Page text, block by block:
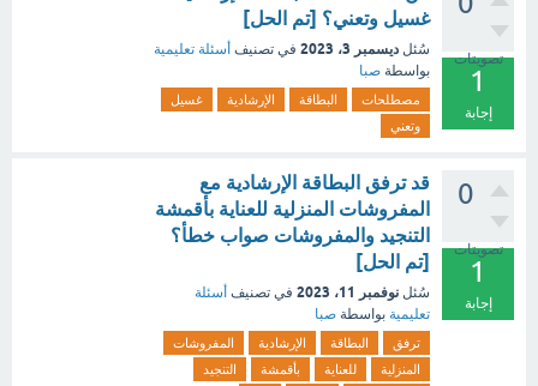
تصويتات
1
إجابة
غسيل وتعني؟ [تم الحل]
سُئل ديسمبر 3، 2023 في تصنيف أسئلة تعليمية
بواسطة صبا
مصطلحات البطاقة الإرشادية
غسيل
وتعني
0
تصويتات
1
إجابة
قد ترفق البطاقة الإرشادية مع
المفروشات المنزلية للعناية بأقمشة
التنجيد والمفروشات صواب خطأ؟
[تم الحل]
سُئل نوفمبر 11، 2023 في تصنيف أسئلة
تعليمية بواسطة صبا
ترفق البطاقة الإرشادية
المفروشات
المنزلية
للعناية بأقمشة التنجيد